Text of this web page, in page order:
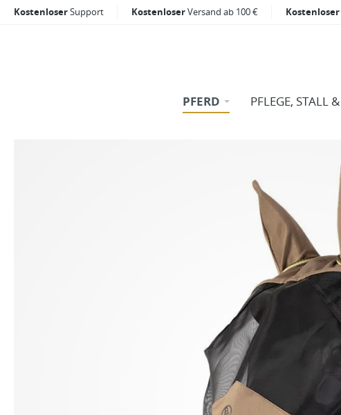
KostenloserSupport KostenloserVersand ab 100 € Kostenloser
PFERD PFLEGE, STALL